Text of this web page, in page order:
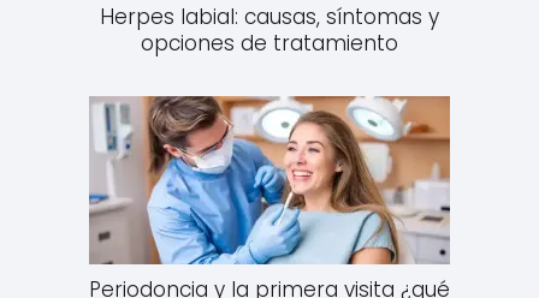
Herpes labial: causas, síntomas y
opciones de tratamiento
Periodoncia y la primera visita ¿qué